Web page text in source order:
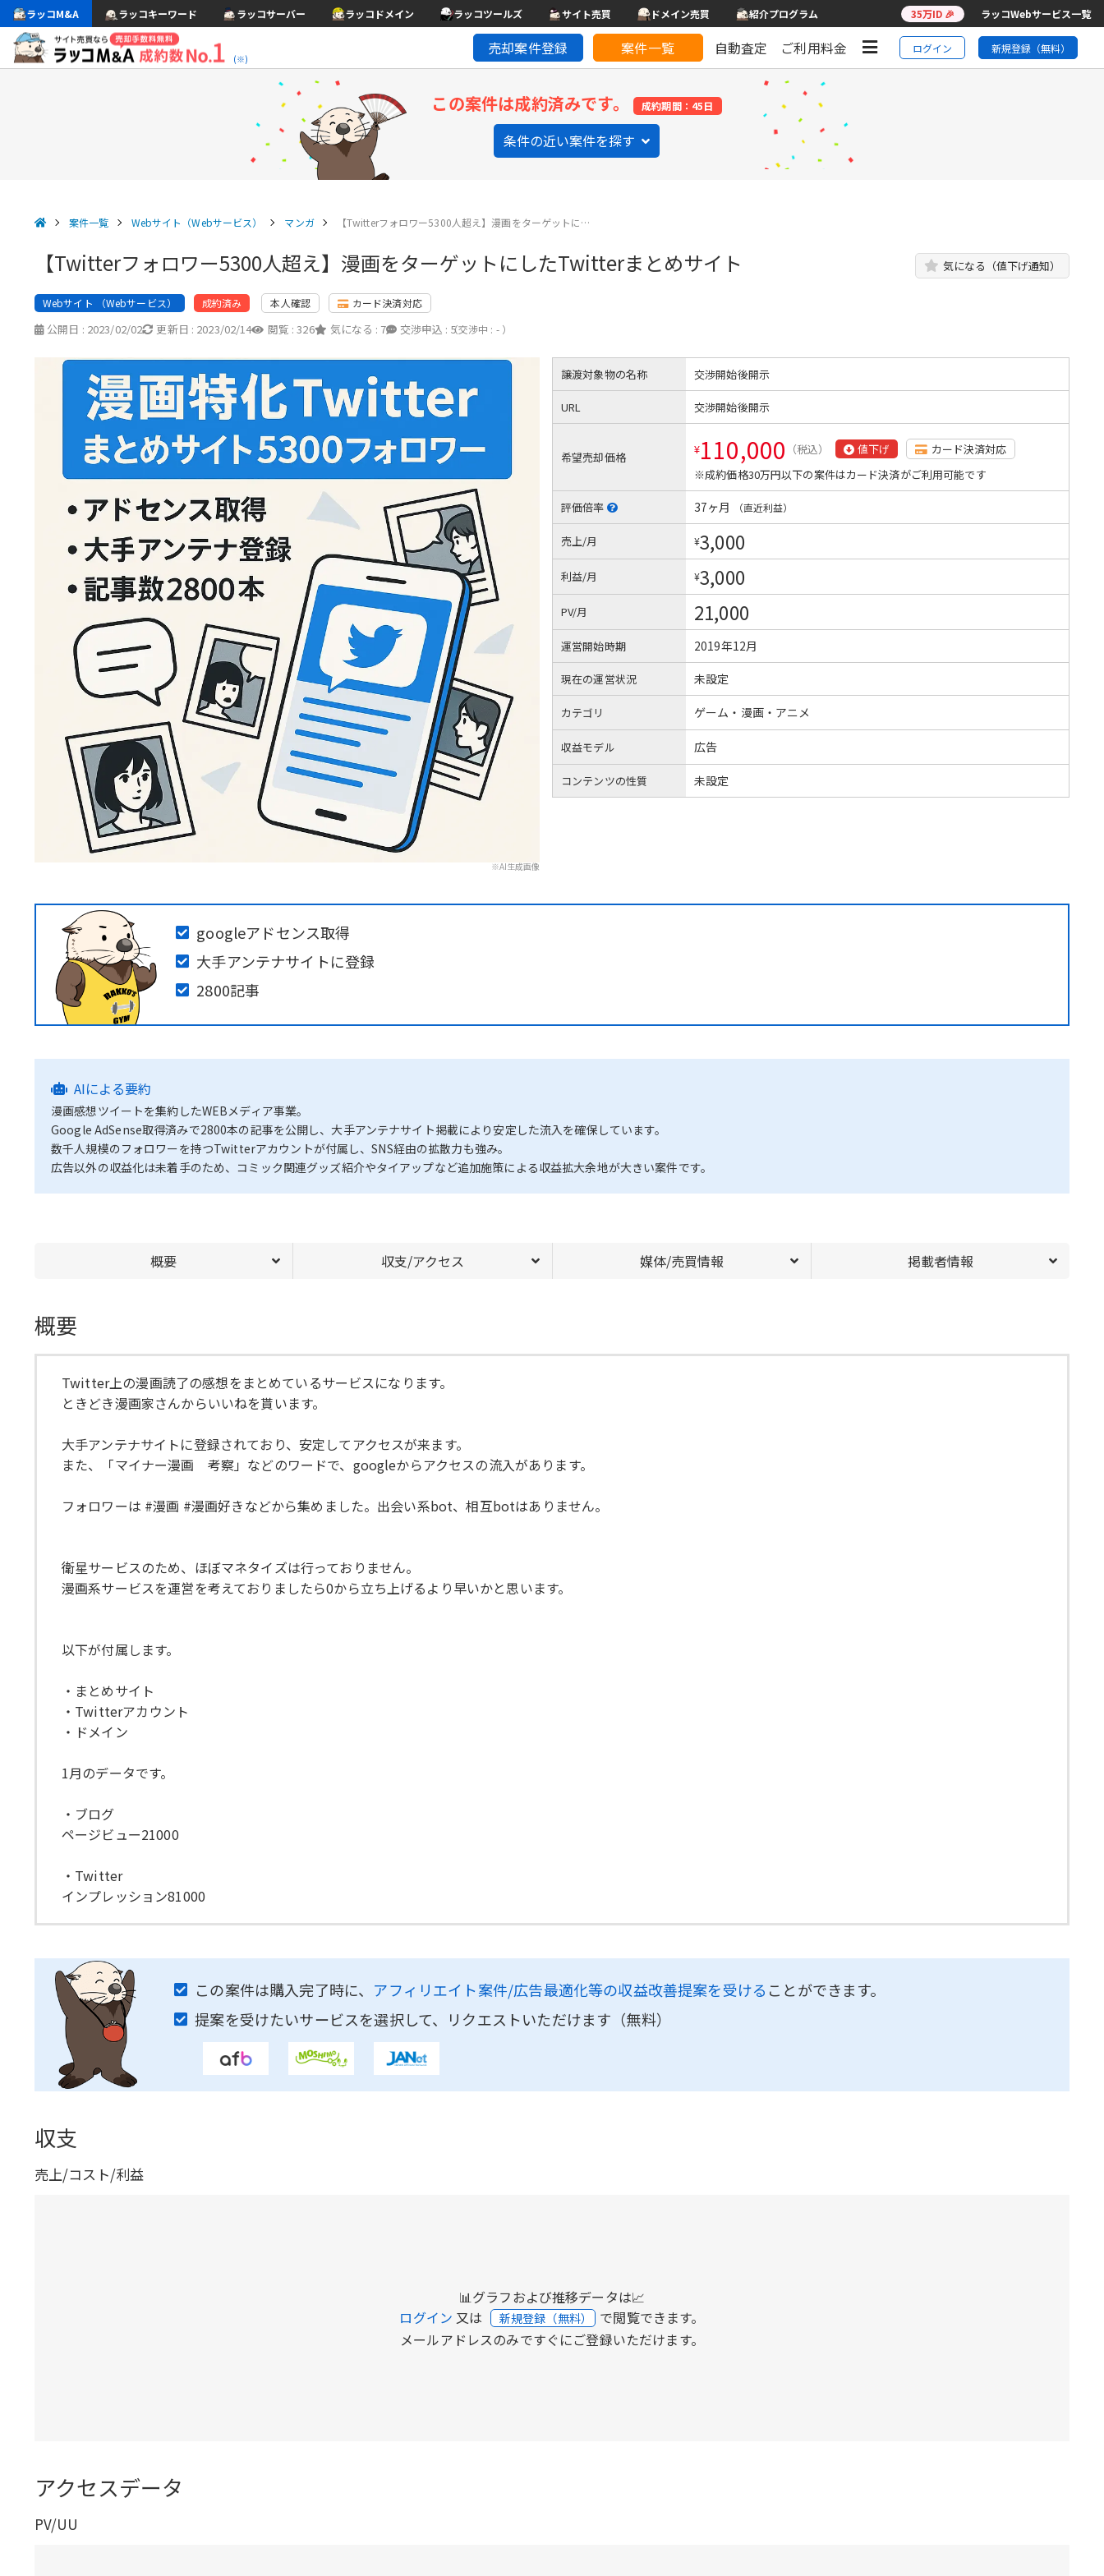
ラッコM&A ラッコキーワード ラッコサーバー ラッコドメイン ラッコツールズ サイト売買 ドメイン売買 紹介プログラム 35万ID 🎉 ラッコWebサービス一覧
(※)
売却案件登録 案件一覧 自動査定 ご利用料金 ログイン 新規登録（無料）
この案件は成約済みです。 成約期間：45日
条件の近い案件を探す
案件一覧 Webサイト（Webサービス） マンガ 【Twitterフォロワー5300人超え】漫画をターゲットに…
【Twitterフォロワー5300人超え】漫画をターゲットにしたTwitterまとめサイト 気になる（値下げ通知）
Webサイト （Webサービス） 成約済み 本人確認 カード決済対応
公開日 : 2023/02/02 更新日 : 2023/02/14 閲覧 :326 気になる : 7 交渉申込 : 5
（交渉中 : - ）
※AI生成画像
譲渡対象物の名称 交渉開始後開示
URL 交渉開始後開示
希望売却価格 ¥110,000 （税込） 値下げ
カード決済対応
※成約価格30万円以下の案件はカード決済がご利用可能です
評価倍率 37ヶ月 （直近利益）
売上/月 ¥3,000
利益/月 ¥3,000
PV/月 21,000
運営開始時期 2019年12月
現在の運営状況 未設定
カテゴリ ゲーム・漫画・アニメ
収益モデル 広告
コンテンツの性質 未設定
googleアドセンス取得
大手アンテナサイトに登録
2800記事
AIによる要約
漫画感想ツイートを集約したWEBメディア事業。
Google AdSense取得済みで2800本の記事を公開し、大手アンテナサイト掲載により安定した流入を確保しています。
数千人規模のフォロワーを持つTwitterアカウントが付属し、SNS経由の拡散力も強み。
広告以外の収益化は未着手のため、コミック関連グッズ紹介やタイアップなど追加施策による収益拡大余地が大きい案件です。
概要 収支/アクセス 媒体/売買情報 掲載者情報
概要
Twitter上の漫画読了の感想をまとめているサービスになります。
ときどき漫画家さんからいいねを貰います。
大手アンテナサイトに登録されており、安定してアクセスが来ます。
また、「マイナー漫画 考察」などのワードで、googleからアクセスの流入があります。
フォロワーは #漫画 #漫画好きなどから集めました。出会い系bot、相互botはありません。
衛星サービスのため、ほぼマネタイズは行っておりません。
漫画系サービスを運営を考えておりましたら0から立ち上げるより早いかと思います。
以下が付属します。
・まとめサイト
・Twitterアカウント
・ドメイン
1月のデータです。
・ブログ
ページビュー21000
・Twitter
インプレッション81000
この案件は購入完了時に、 アフィリエイト案件/広告最適化等の収益改善提案を受ける ことができます。
提案を受けたいサービスを選択して、リクエストいただけます（無料）
収支
売上/コスト/利益
📊グラフおよび推移データは📈
ログイン 又は 新規登録（無料） で閲覧できます。
メールアドレスのみですぐにご登録いただけます。
アクセスデータ
PV/UU